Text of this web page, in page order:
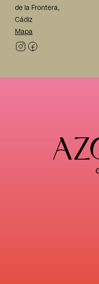
de la Frontera,
Cádiz
Mapa